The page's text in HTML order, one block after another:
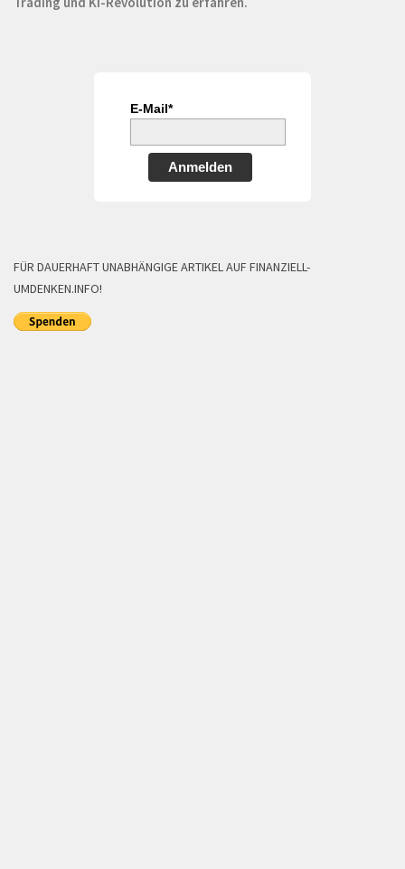
E-Mail*
Anmelden
FÜR DAUERHAFT UNABHÄNGIGE ARTIKEL AUF FINANZIELL-
UMDENKEN.INFO!